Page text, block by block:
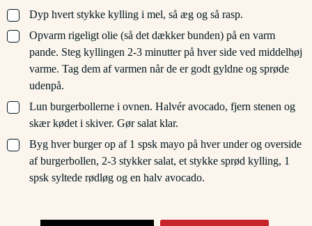
▢
Dyp hvert stykke kylling i mel, så æg og så rasp.
▢
Opvarm rigeligt olie (så det dækker bunden) på en varm
pande. Steg kyllingen 2-3 minutter på hver side ved middelhøj
varme. Tag dem af varmen når de er godt gyldne og sprøde
udenpå.
▢
Lun burgerbollerne i ovnen. Halvér avocado, fjern stenen og
skær kødet i skiver. Gør salat klar.
▢
Byg hver burger op af 1 spsk mayo på hver under og overside
af burgerbollen, 2-3 stykker salat, et stykke sprød kylling, 1
spsk syltede rødløg og en halv avocado.